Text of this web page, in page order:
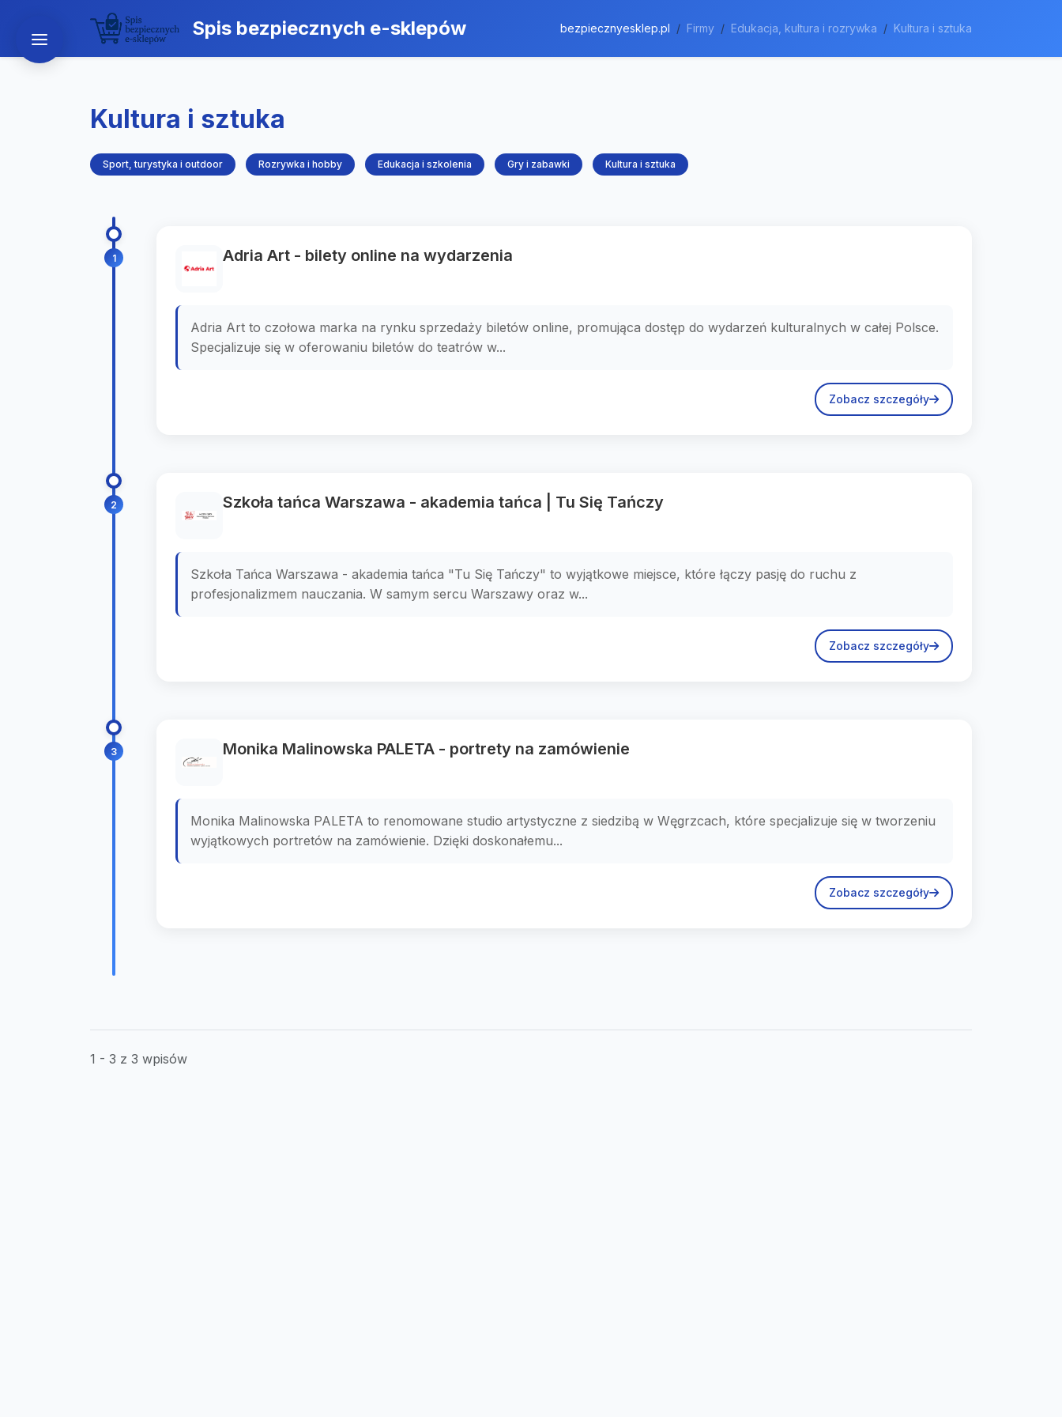
Spis bezpiecznych e-sklepów bezpiecznyesklep.pl Firmy Edukacja, kultura i rozrywka Kultura i sztuka
Kultura i sztuka
Sport, turystyka i outdoor Rozrywka i hobby Edukacja i szkolenia Gry i zabawki Kultura i sztuka
1 Adria Art - bilety online na wydarzenia
Adria Art to czołowa marka na rynku sprzedaży biletów online, promująca dostęp do wydarzeń kulturalnych w całej Polsce.
Specjalizuje się w oferowaniu biletów do teatrów w...
Zobacz szczegóły
2 Szkoła tańca Warszawa - akademia tańca | Tu Się Tańczy
Szkoła Tańca Warszawa - akademia tańca "Tu Się Tańczy" to wyjątkowe miejsce, które łączy pasję do ruchu z
profesjonalizmem nauczania. W samym sercu Warszawy oraz w...
Zobacz szczegóły
3 Monika Malinowska PALETA - portrety na zamówienie
Monika Malinowska PALETA to renomowane studio artystyczne z siedzibą w Węgrzcach, które specjalizuje się w tworzeniu
wyjątkowych portretów na zamówienie. Dzięki doskonałemu...
Zobacz szczegóły
1 - 3 z 3 wpisów